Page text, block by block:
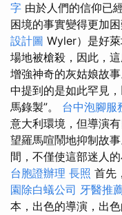
字 由於人們的信仰已
困境的事實變得更加
設計圖 Wyler）是好
場地被槍殺，因此，
增強神奇的灰姑娘故事
中提到的是如此罕見
馬錄製”。 台中泡腳服
意大利環境，但導演
望羅馬喧鬧地抑制故事
間，不僅使這部迷人的
台胞證辦理 長照 首先
園除白蟻公司 牙醫推
本，出色的導演，出